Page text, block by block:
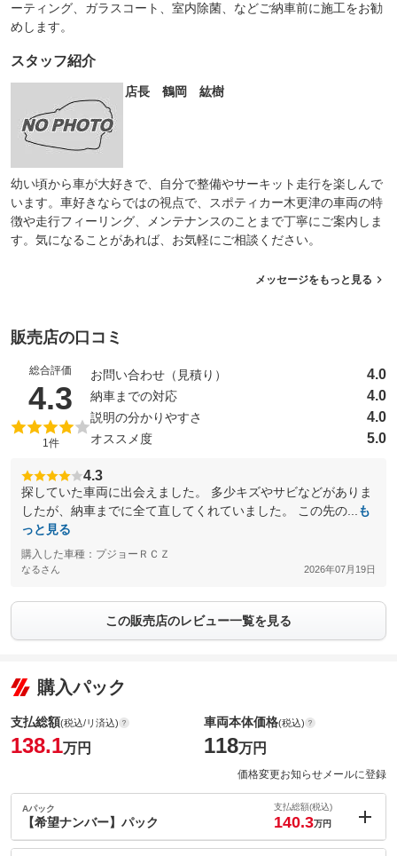
ーティング、ガラスコート、室内除菌、などご納車前に施工をお勧
めします。
スタッフ紹介
店長 鶴岡 紘樹
幼い頃から車が大好きで、自分で整備やサーキット走行を楽しんで
います。車好きならではの視点で、スポティカー木更津の車両の特
徴や走行フィーリング、メンテナンスのことまで丁寧にご案内しま
す。気になることがあれば、お気軽にご相談ください。
メッセージをもっと見る
販売店の口コミ
総合評価
4.3 （5点満点中）
1件
お問い合わせ（見積り） 4.0
納車までの対応 4.0
説明の分かりやすさ 4.0
オススメ度 5.0
4.3
探していた車両に出会えました。 多少キズやサビなどがありま
したが、納車までに全て直してくれていました。 この先の...
も
っと見る
購入した車種：プジョーＲＣＺ
なるさん 2026年07月19日
この販売店のレビュー一覧を見る
購入パック
支払総額(税込/リ済込)
138.1万円
車両本体価格(税込)
118万円
価格変更お知らせメールに登録
Aパック
【希望ナンバー】パック
支払総額(税込)
140.3万円
内：オプシ